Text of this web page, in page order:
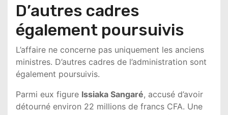
D’autres cadres
également poursuivis
L’affaire ne concerne pas uniquement les anciens
ministres. D’autres cadres de l’administration sont
également poursuivis.
Parmi eux figure Issiaka Sangaré, accusé d’avoir
détourné environ 22 millions de francs CFA. Une